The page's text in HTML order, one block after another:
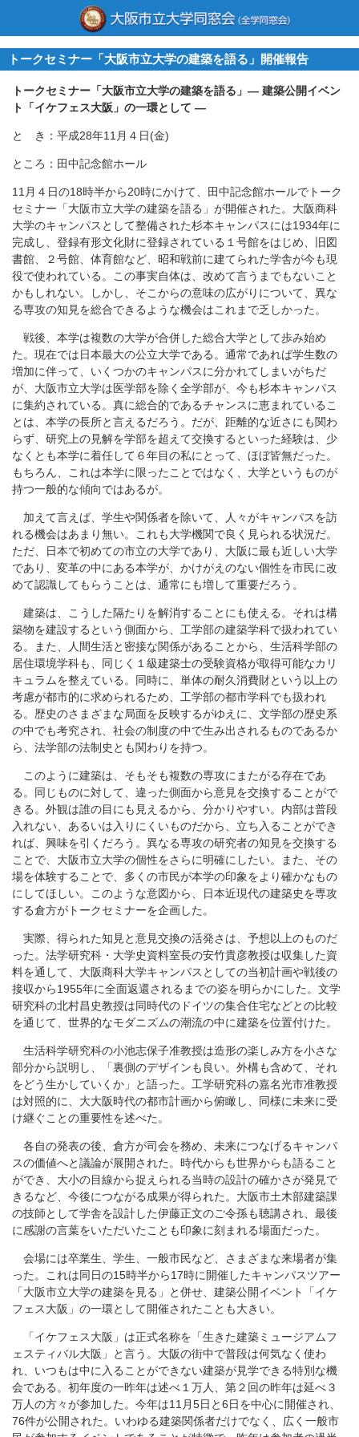
トークセミナー「大阪市立大学の建築を語る」開催報告
トークセミナー「大阪市立大学の建築を語る」— 建築公開イベン
ト「イケフェス大阪」の一環として —
と き：平成28年11月４日(金)
ところ：田中記念館ホール
11月４日の18時半から20時にかけて、田中記念館ホールでトーク
セミナー「大阪市立大学の建築を語る」が開催された。大阪商科
大学のキャンパスとして整備された杉本キャンパスには1934年に
完成し、登録有形文化財に登録されている１号館をはじめ、旧図
書館、２号館、体育館など、昭和戦前に建てられた学舎が今も現
役で使われている。この事実自体は、改めて言うまでもないこと
かもしれない。しかし、そこからの意味の広がりについて、異な
る専攻の知見を総合できるような機会はこれまで乏しかった。
戦後、本学は複数の大学が合併した総合大学として歩み始め
た。現在では日本最大の公立大学である。通常であれば学生数の
増加に伴って、いくつかのキャンパスに分かれてしまいがちだ
が、大阪市立大学は医学部を除く全学部が、今も杉本キャンパス
に集約されている。真に総合的であるチャンスに恵まれているこ
とは、本学の長所と言えるだろう。だが、距離的な近さにも関わ
らず、研究上の見解を学部を超えて交換するといった経験は、少
なくとも本学に着任して６年目の私にとって、ほぼ皆無だった。
もちろん、これは本学に限ったことではなく、大学というものが
持つ一般的な傾向ではあるが。
加えて言えば、学生や関係者を除いて、人々がキャンパスを訪
れる機会はあまり無い。これも大学機関で良く見られる状況だ。
ただ、日本で初めての市立の大学であり、大阪に最も近しい大学
であり、変革の中にある本学が、かけがえのない個性を市民に改
めて認識してもらうことは、通常にも増して重要だろう。
建築は、こうした隔たりを解消することにも使える。それは構
築物を建設するという側面から、工学部の建築学科で扱われてい
る。また、人間生活と密接な関係があることから、生活科学部の
居住環境学科も、同じく１級建築士の受験資格が取得可能なカリ
キュラムを整えている。同時に、単体の耐久消費財という以上の
考慮が都市的に求められるため、工学部の都市学科でも扱われ
る。歴史のさまざまな局面を反映するがゆえに、文学部の歴史系
の中でも考究され、社会の制度の中で生み出されるものであるか
ら、法学部の法制史とも関わりを持つ。
このように建築は、そもそも複数の専攻にまたがる存在であ
る。同じものに対して、違った側面から意見を交換することがで
きる。外観は誰の目にも見えるから、分かりやすい。内部は普段
入れない、あるいは入りにくいものだから、立ち入ることができ
れば、興味を引くだろう。異なる専攻の研究者の知見を交換する
ことで、大阪市立大学の個性をさらに明確にしたい。また、その
場を体験することで、多くの市民が本学の印象をより確かなもの
にしてほしい。このような意図から、日本近現代の建築史を専攻
する倉方がトークセミナーを企画した。
実際、得られた知見と意見交換の活発さは、予想以上のものだ
った。法学研究科・大学史資料室長の安竹貴彦教授は収集した資
料を通して、大阪商科大学キャンパスとしての当初計画や戦後の
接収から1955年に全面返還されるまでの姿を明らかにした。文学
研究科の北村昌史教授は同時代のドイツの集合住宅などとの比較
を通じて、世界的なモダニズムの潮流の中に建築を位置付けた。
生活科学研究科の小池志保子准教授は造形の楽しみ方を小さな
部分から説明し、「裏側のデザインも良い。外構も含めて、それ
をどう生かしていくか」と語った。工学研究科の嘉名光市准教授
は対照的に、大大阪時代の都市計画から俯瞰し、同様に未来に受
け継ぐことの重要性を述べた。
各自の発表の後、倉方が司会を務め、未来につなげるキャンパ
スの価値へと議論が展開された。時代からも世界からも語ること
ができ、大小の目線から捉えられる当時の設計の確かさが発見で
きるなど、今後につながる成果が得られた。大阪市土木部建築課
の技師として学舎を設計した伊藤正文のご令孫も聴講され、最後
に感謝の言葉をいただいたことも印象に刻まれる場面だった。
会場には卒業生、学生、一般市民など、さまざまな来場者が集
った。これは同日の15時半から17時に開催したキャンパスツアー
「大阪市立大学の建築を見る」と併せ、建築公開イベント「イケ
フェス大阪」の一環として開催されたことも大きい。
「イケフェス大阪」は正式名称を「生きた建築ミュージアムフ
ェスティバル大阪」と言う。大阪の街中で普段は何気なく使わ
れ、いつもは中に入ることができない建築が見学できる特別な機
会である。初年度の一昨年は述べ１万人、第２回の昨年は延べ３
万人の方々が参加した。今年は11月5日と6日を中心に開催され、
76件が公開された。いわゆる建築関係者だけでなく、広く一般市